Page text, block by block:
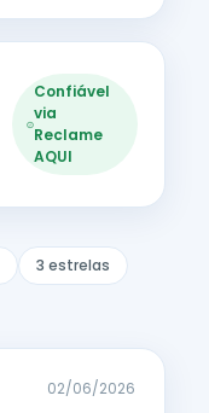
Confiável
via
Reclame
AQUI
3 estrelas
02/06/2026